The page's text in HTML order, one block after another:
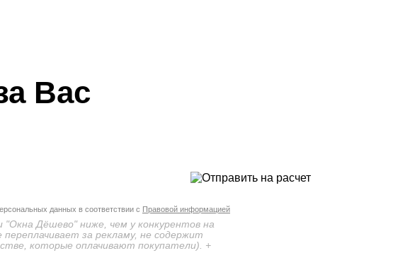
Вас
данных в соответствии с Правовой информацией
"Окна Дёшево" ниже, чем у конкурентов на
за рекламу, не содержит
которые оплачивают покупатели). +